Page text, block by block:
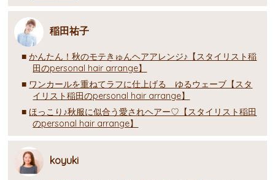
稲田祐子
かんたん！秋のモテきゅんヘアアレンジ♪【スタイリスト稲
田のpersonal hair arrange】
ワンカールを重ねてラフに仕上げる ゆるウェーブ【スタ
イリスト稲田のpersonal hair arrange】
ほっこり♪秋服に似合う愛されヘアー♡【スタイリスト稲田
のpersonal hair arrange】
koyuki